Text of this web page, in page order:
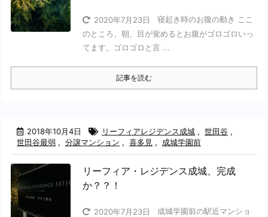
2020年7月23日
寝起き時のお腹の動き ここ
のところ、朝、目が覚めるとお腹がゴロゴロいっ
てます。ゴロゴロと言 ...
記事を読む
2018年10月4日 リーフィアレジデンス成城 , 世田谷 ,
世田谷最弱 , 分譲マンション , 喜多見 , 成城学園前
リーフィア・レジデンス成城、完成
か？？！
2020年7月23日
成城学園前の駅近マンショ